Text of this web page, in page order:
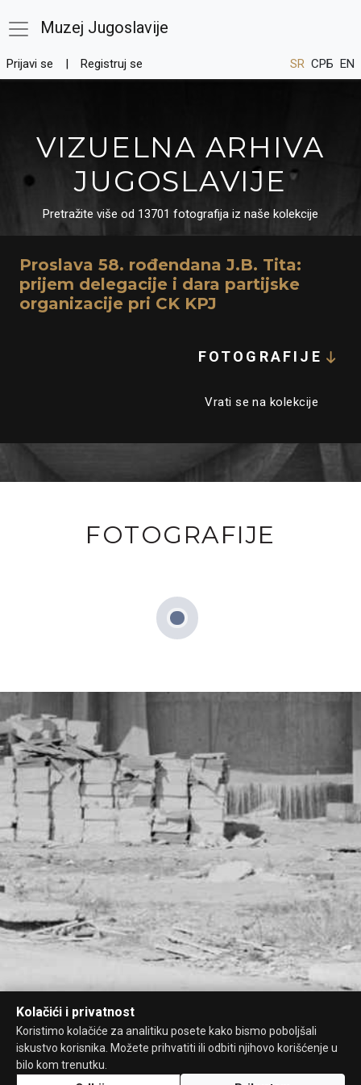
Muzej Jugoslavije
Prijavi se Registruj se SR СРБ EN
VIZUELNA ARHIVA
JUGOSLAVIJE
Pretražite više od 13701 fotografija iz naše kolekcije
Proslava 58. rođendana J.B. Tita:
prijem delegacije i dara partijske
organizacije pri CK KPJ
FOTOGRAFIJE
Vrati se na kolekcije
FOTOGRAFIJE
Kolačići i privatnost
Koristimo kolačiće za analitiku posete kako bismo poboljšali
iskustvo korisnika. Možete prihvatiti ili odbiti njihovo korišćenje u
bilo kom trenutku.